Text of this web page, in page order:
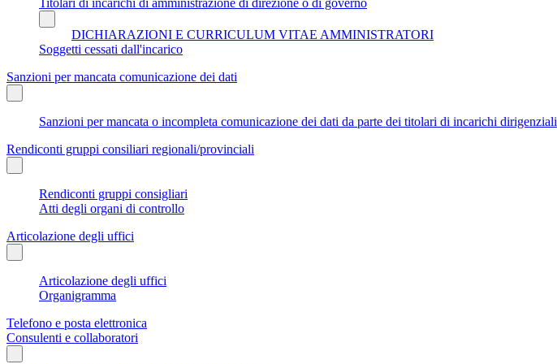
DICHIARAZIONI E CURRICULUM VITAE AMMINISTRATORI
Soggetti cessati dall'incarico
Sanzioni per mancata comunicazione dei dati
Sanzioni per mancata o incompleta comunicazione dei dati da parte dei titolari di incarichi dirigenziali
Rendiconti gruppi consiliari regionali/provinciali
Rendiconti gruppi consigliari
Atti degli organi di controllo
Articolazione degli uffici
Articolazione degli uffici
Organigramma
Telefono e posta elettronica
Consulenti e collaboratori